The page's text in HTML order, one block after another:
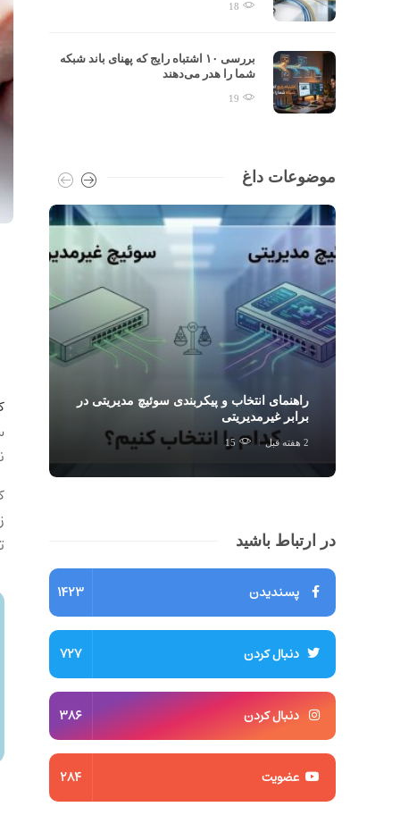
18
بررسی ۱۰ اشتباه رایج که پهنای باند شبکه
شما را هدر می‌دهند
19
موضوعات داغ
راهنمای انتخاب و پیکربندی سوئیچ مدیریتی در
برابر غیرمدیریتی
2 هفته قبل 15
در ارتباط باشید
پسندیدن 1423
دنبال کردن 727
دنبال کردن 386
عضویت 284